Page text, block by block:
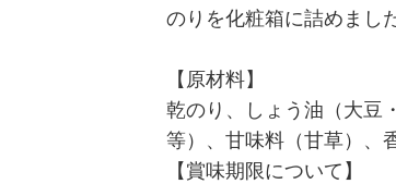
のりを化粧箱に詰めまし
【原材料】
乾のり、しょう油（大豆
等）、甘味料（甘草）、
【賞味期限について】